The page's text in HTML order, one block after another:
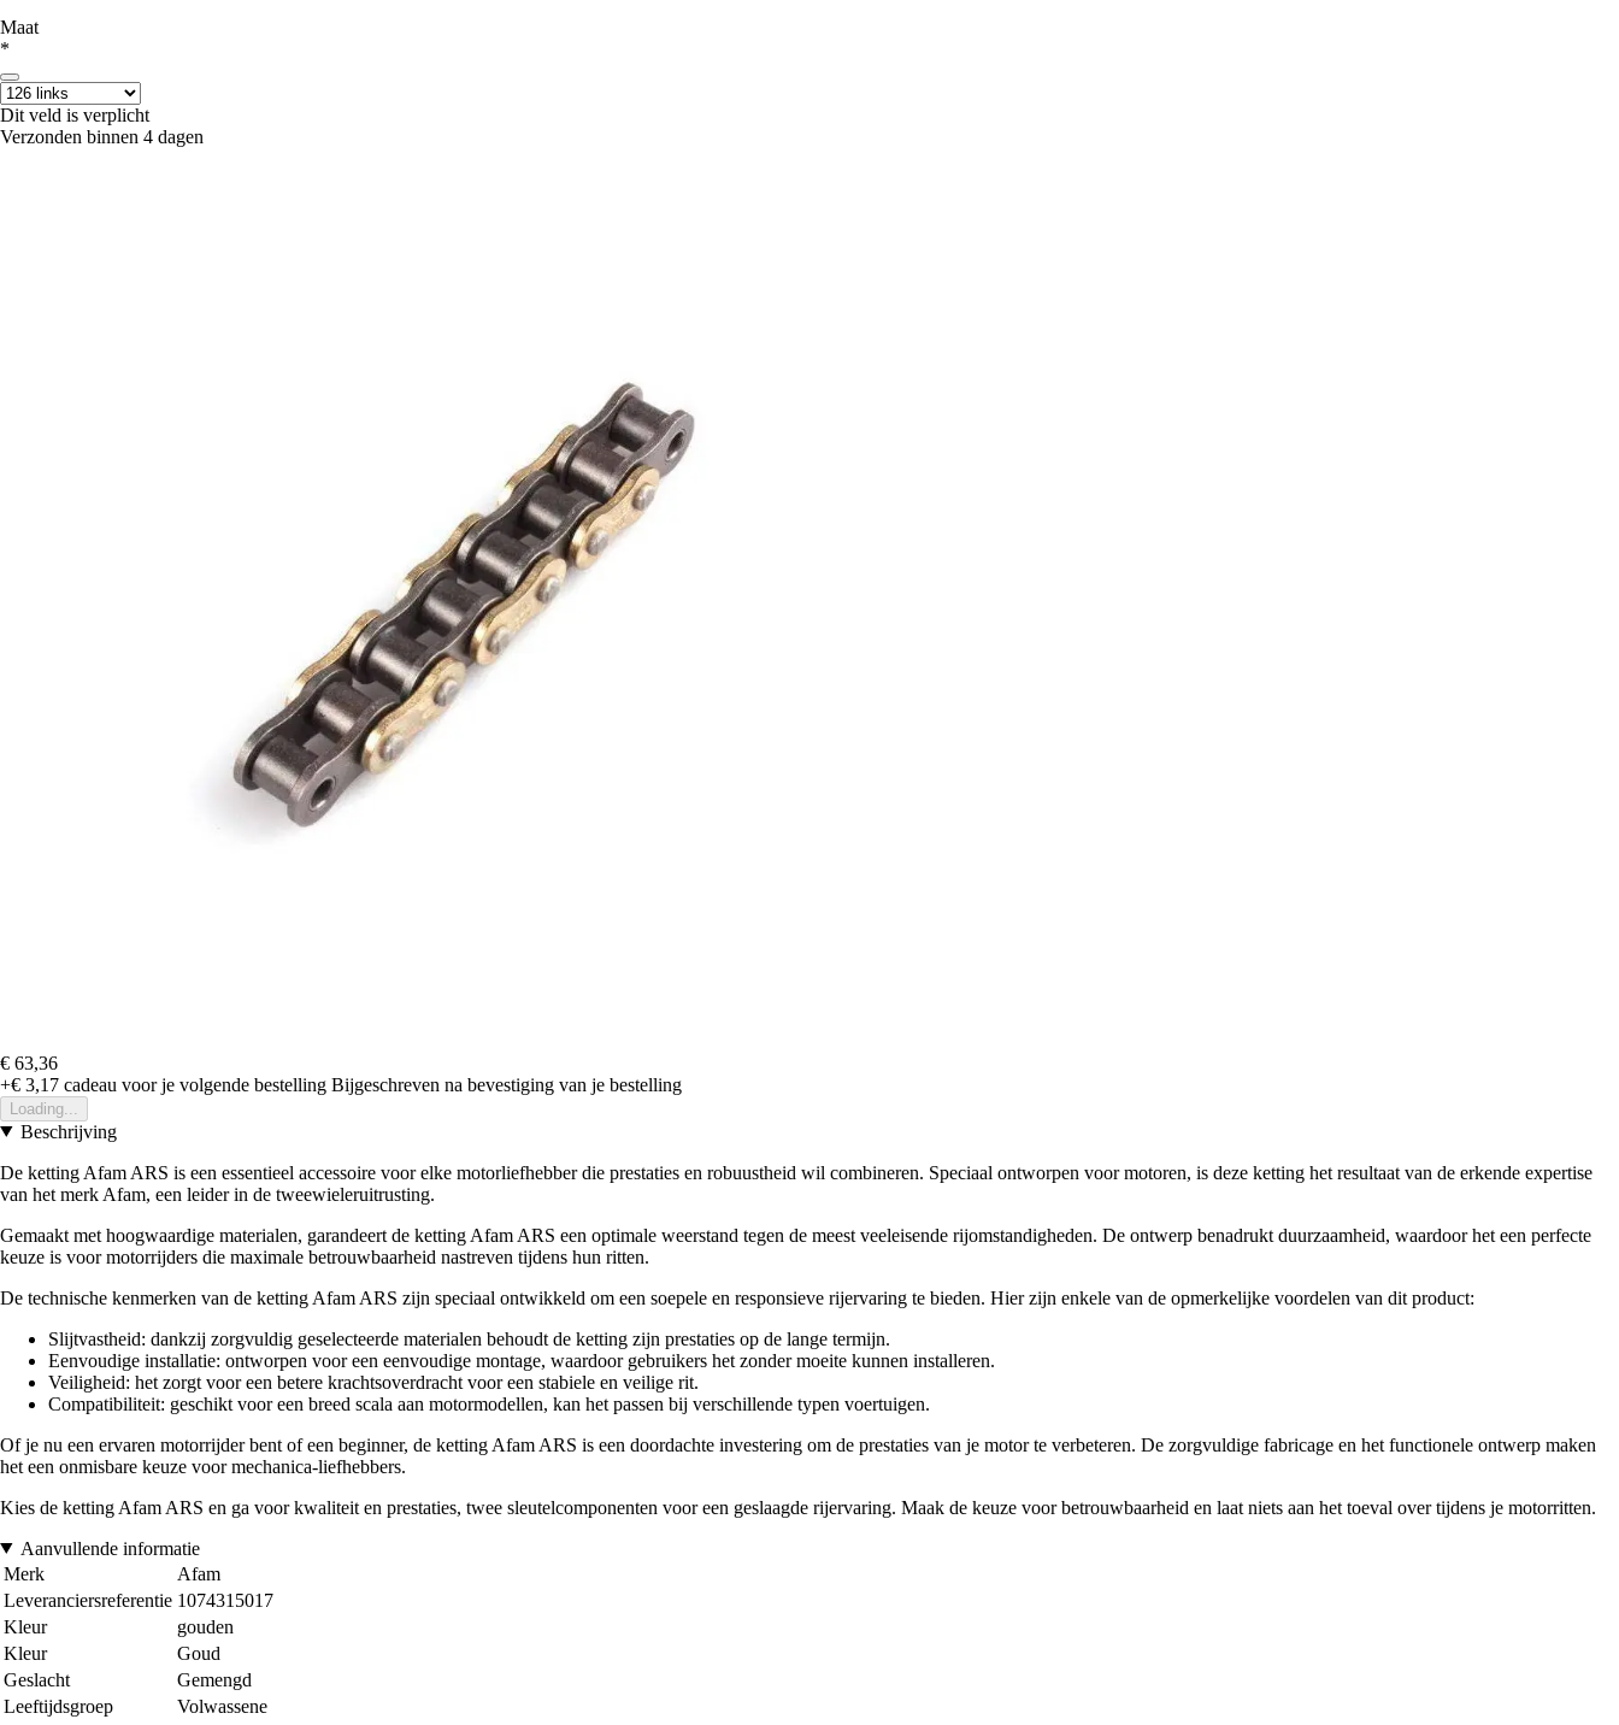
Maat
*
Dit veld is verplicht
Verzonden binnen 4 dagen
€ 63,36
+€ 3,17 cadeau voor je volgende bestelling Bijgeschreven na bevestiging van je bestelling
Loading...
Beschrijving
De ketting Afam ARS is een essentieel accessoire voor elke motorliefhebber die prestaties en robuustheid wil combineren. Speciaal ontworpen voor motoren, is deze ketting het resultaat van de erkende expertise
van het merk Afam, een leider in de tweewieleruitrusting.
Gemaakt met hoogwaardige materialen, garandeert de ketting Afam ARS een optimale weerstand tegen de meest veeleisende rijomstandigheden. De ontwerp benadrukt duurzaamheid, waardoor het een perfecte
keuze is voor motorrijders die maximale betrouwbaarheid nastreven tijdens hun ritten.
De technische kenmerken van de ketting Afam ARS zijn speciaal ontwikkeld om een soepele en responsieve rijervaring te bieden. Hier zijn enkele van de opmerkelijke voordelen van dit product:
Slijtvastheid: dankzij zorgvuldig geselecteerde materialen behoudt de ketting zijn prestaties op de lange termijn.
Eenvoudige installatie: ontworpen voor een eenvoudige montage, waardoor gebruikers het zonder moeite kunnen installeren.
Veiligheid: het zorgt voor een betere krachtsoverdracht voor een stabiele en veilige rit.
Compatibiliteit: geschikt voor een breed scala aan motormodellen, kan het passen bij verschillende typen voertuigen.
Of je nu een ervaren motorrijder bent of een beginner, de ketting Afam ARS is een doordachte investering om de prestaties van je motor te verbeteren. De zorgvuldige fabricage en het functionele ontwerp maken
het een onmisbare keuze voor mechanica-liefhebbers.
Kies de ketting Afam ARS en ga voor kwaliteit en prestaties, twee sleutelcomponenten voor een geslaagde rijervaring. Maak de keuze voor betrouwbaarheid en laat niets aan het toeval over tijdens je motorritten.
Aanvullende informatie
Merk
Afam
Leveranciersreferentie 1074315017
Kleur
gouden
Kleur
Goud
Geslacht
Gemengd
Leeftijdsgroep
Volwassene